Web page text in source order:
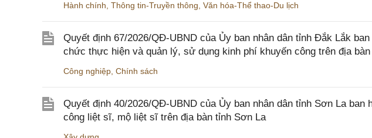
Hành chính Thông tin-Truyền thông Văn hóa-Thể thao-Du lịch
Quyết định 67/2026/QĐ-UBND của Ủy ban nhân dân tỉnh Đắk Lắk
chức thực hiện và quản lý, sử dụng kinh phí khuyến công trên địa
Công nghiệp Chính sách
Quyết định 40/2026/QĐ-UBND của Ủy ban nhân dân tỉnh Sơn La ban
công liệt sĩ, mộ liệt sĩ trên địa bàn tỉnh Sơn La